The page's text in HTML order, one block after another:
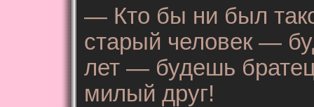
— Кто бы ни был
старый человек —
лет — будешь
милый друг!